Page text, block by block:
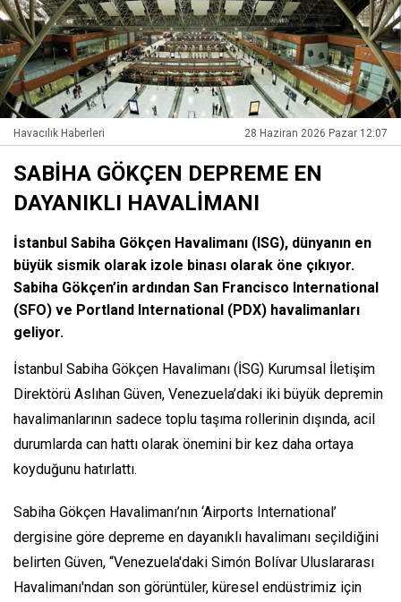
Havacılık Haberleri 28 Haziran 2026 Pazar 12:07
SABİHA GÖKÇEN DEPREME EN
DAYANIKLI HAVALİMANI
İstanbul Sabiha Gökçen Havalimanı (ISG), dünyanın en
büyük sismik olarak izole binası olarak öne çıkıyor.
Sabiha Gökçen’in ardından San Francisco International
(SFO) ve Portland International (PDX) havalimanları
geliyor.
İstanbul Sabiha Gökçen Havalimanı (İSG) Kurumsal İletişim
Direktörü Aslıhan Güven, Venezuela’daki iki büyük depremin
havalimanlarının sadece toplu taşıma rollerinin dışında, acil
durumlarda can hattı olarak önemini bir kez daha ortaya
koyduğunu hatırlattı.
Sabiha Gökçen Havalimanı’nın ‘Airports International’
dergisine göre depreme en dayanıklı havalimanı seçildiğini
belirten Güven, “Venezuela'daki Simón Bolívar Uluslararası
Havalimanı'ndan son görüntüler, küresel endüstrimiz için